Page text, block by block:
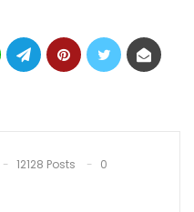
12128 Posts
0